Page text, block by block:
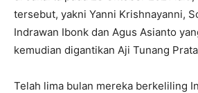
tersebut, yakni Yanni Krishnayanni,
Indrawan Ibonk dan Agus Asianto
kemudian digantikan Aji Tunang
Telah lima bulan mereka berkeliling